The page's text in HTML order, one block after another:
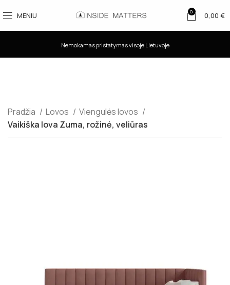
MENIU 0 0,00 €
Nemokamas pristatymas visoje Lietuvoje
Pradžia Lovos
Viengulės lovos
Vaikiška lova Zuma, rožinė, veliūras